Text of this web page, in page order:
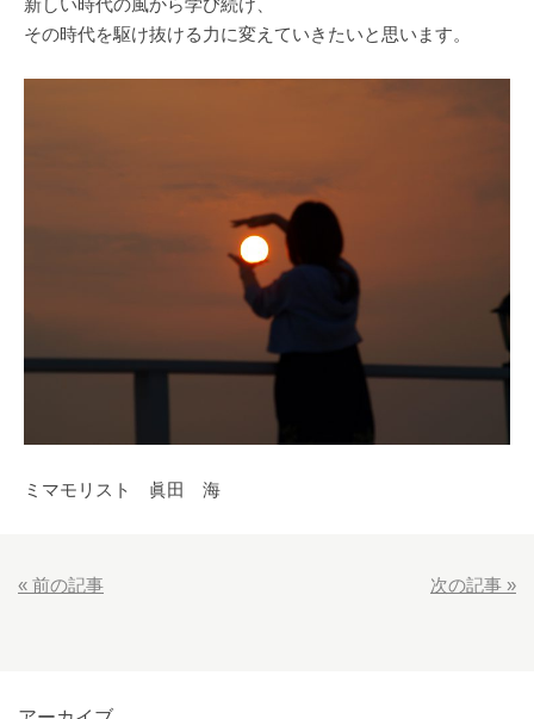
新しい時代の風から学び続け、
その時代を駆け抜ける力に変えていきたいと思います。
ミマモリスト 眞田 海
« 前の記事 次の記事 »